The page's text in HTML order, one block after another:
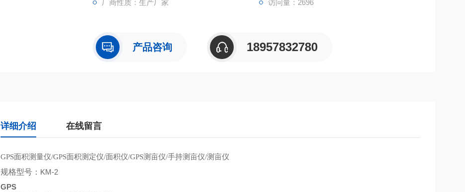
厂商性质：生产厂家 访问量：2696
产品咨询 18957832780
详细介绍 在线留言
GPS面积测量仪/GPS面积测定仪/面积仪/GPS测亩仪/手持测亩仪/测亩仪
规格型号： KM-2
GPS